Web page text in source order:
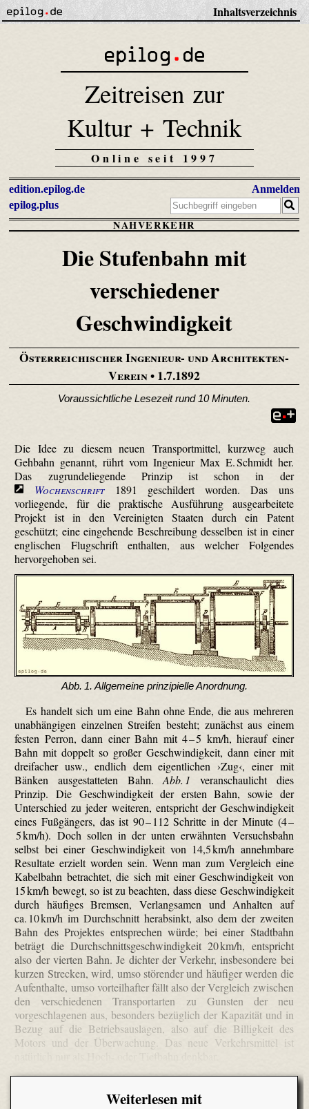
Inhaltsverzeichnis
Zeitreisen zur
Kultur + Technik
Online seit 1997
edition.epilog.de
epilog.plus
Anmelden
NAHVERKEHR
Die Stufenbahn mit
verschiedener
Geschwindigkeit
Österreichischer Ingenieur- und Architekten-
Verein• 1.7.1892
Voraussichtliche Lesezeit rund 10 Minuten.
Die Idee zu diesem neuen Transportmittel, kurzweg auch
Gehbahn genannt, rührt vom Ingenieur Max E. Schmidt her.
Das zugrundeliegende Prinzip ist schon in der
Wochenschrift1891 geschildert worden. Das uns
vorliegende, für die praktische Ausführung ausgearbeitete
Projekt ist in den Vereinigten Staaten durch ein Patent
geschützt; eine eingehende Beschreibung desselben ist in einer
englischen Flugschrift enthalten, aus welcher Folgendes
hervorgehoben sei.
Abb. 1. Allgemeine prinzipielle Anordnung.
Es handelt sich um eine Bahn ohne Ende, die aus mehreren
unabhängigen einzelnen Streifen besteht; zunächst aus einem
festen Perron, dann einer Bahn mit 4 – 5 km/h, hierauf einer
Bahn mit doppelt so großer Geschwindigkeit, dann einer mit
dreifacher usw., endlich dem eigentlichen ›Zug‹, einer mit
Bänken ausgestatteten Bahn.Abb. 1 veranschaulicht dies
Prinzip. Die Geschwindigkeit der ersten Bahn, sowie der
Unterschied zu jeder weiteren, entspricht der Geschwindigkeit
eines Fußgängers, das ist 90 – 112 Schritte in der Minute (4 –
5 km/h). Doch sollen in der unten erwähnten Versuchsbahn
selbst bei einer Geschwindigkeit von 14,5 km/h annehmbare
Resultate erzielt worden sein. Wenn man zum Vergleich eine
Kabelbahn betrachtet, die sich mit einer Geschwindigkeit von
15 km/h bewegt, so ist zu beachten, dass diese Geschwindigkeit
durch häufiges Bremsen, Verlangsamen und Anhalten auf
ca. 10 km/h im Durchschnitt herabsinkt, also dem der zweiten
Bahn des Projektes entsprechen würde; bei einer Stadtbahn
beträgt die Durchschnittsgeschwindigkeit 20 km/h, entspricht
also der vierten Bahn. Je dichter der Verkehr, insbesondere bei
kurzen Strecken, wird, umso störender und häufiger werden die
Aufenthalte, umso vorteilhafter fällt also der Vergleich zwischen
den verschiedenen Transportarten zu Gunsten der neu
vorgeschlagenen aus, besonders bezüglich der Kapazität und in
Bezug auf die Betriebsauslagen, also auf die Billigkeit des
Motors und der Überwachung. Das neue Verkehrsmittel ist
Weiterlesen mit